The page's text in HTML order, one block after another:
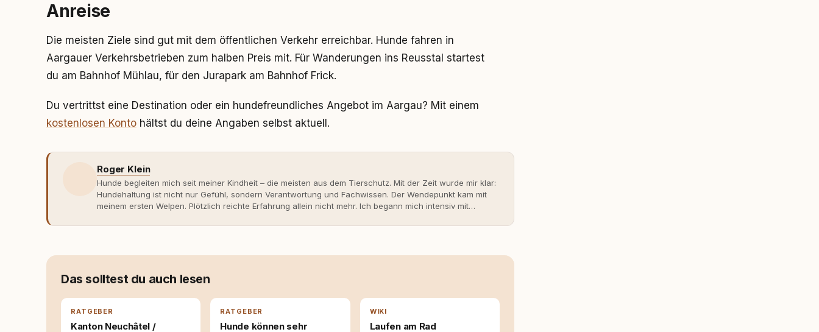
Anreise
Die meisten Ziele sind gut mit dem öffentlichen Verkehr erreichbar. Hunde fahren in
Aargauer Verkehrsbetrieben zum halben Preis mit. Für Wanderungen ins Reusstal startest
du am Bahnhof Mühlau, für den Jurapark am Bahnhof Frick.
Du vertrittst eine Destination oder ein hundefreundliches Angebot im Aargau? Mit einem
kostenlosen Konto hältst du deine Angaben selbst aktuell.
Roger Klein
Hunde begleiten mich seit meiner Kindheit – die meisten aus dem Tierschutz. Mit der Zeit wurde mir klar:
Hundehaltung ist nicht nur Gefühl, sondern Verantwortung und Fachwissen. Der Wendepunkt kam mit
meinem ersten Welpen. Plötzlich reichte Erfahrung allein nicht mehr. Ich begann mich intensiv mit
Erfahrung entsteht echte Bindung dort, wo Verständnis Wissen ersetzt – nicht umgekehrt. Aus dieser
Das solltest du auch lesen
RATGEBER
Kanton Neuchâtel /
RATGEBER
Hunde können sehr
WIKI
Laufen am Rad